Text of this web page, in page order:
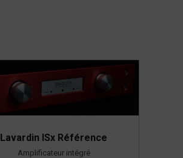
Lavardin ISx Référence
Amplificateur intégré